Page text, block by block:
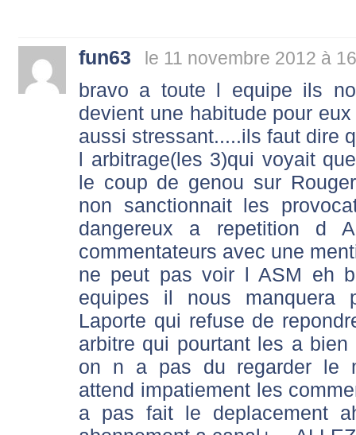
fun63 le 11 novembre 2012 à
bravo a toute l equipe ils
devient une habitude pour
aussi stressant.....ils faut dire
l arbitrage(les 3)qui voyait
le coup de genou sur
non sanctionnait les
dangereux a repetition d
commentateurs avec une
ne peut pas voir l ASM eh
equipes il nous manquera
Laporte qui refuse de
arbitre qui pourtant les a
on n a pas du regarder le
attend impatiement les
a pas fait le deplacement